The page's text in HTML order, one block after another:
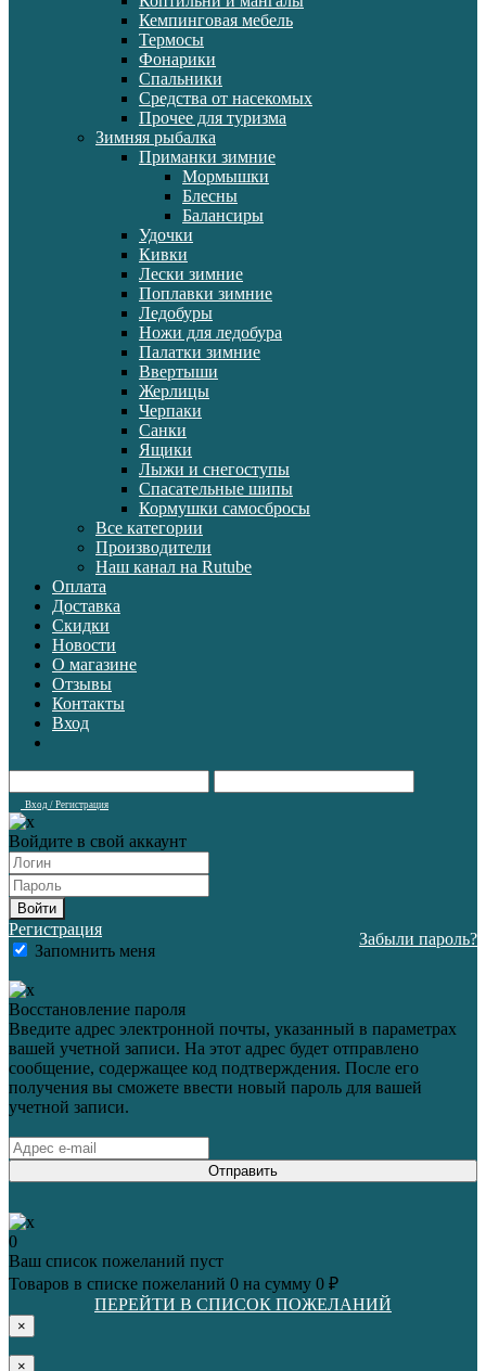
Кемпинговая мебель
Термосы
Фонарики
Спальники
Средства от насекомых
Прочее для туризма
Зимняя рыбалка
Приманки зимние
Мормышки
Блесны
Балансиры
Удочки
Кивки
Лески зимние
Поплавки зимние
Ледобуры
Ножи для ледобура
Палатки зимние
Ввертыши
Жерлицы
Черпаки
Санки
Ящики
Лыжи и снегоступы
Спасательные шипы
Кормушки самосбросы
Все категории
Производители
Наш канал на Rutube
Оплата
Доставка
Скидки
Новости
О магазине
Отзывы
Контакты
Вход
Вход / Регистрация
Войдите в свой аккаунт
Войти
Регистрация
Запомнить меня
Забыли пароль?
Восстановление пароля
Введите адрес электронной почты, указанный в параметрах
вашей учетной записи. На этот адрес будет отправлено
сообщение, содержащее код подтверждения. После его
получения вы сможете ввести новый пароль для вашей
учетной записи.
Отправить
0
Ваш список пожеланий пуст
Товаров в списке пожеланий 0 на сумму 0 ₽
ПЕРЕЙТИ В СПИСОК ПОЖЕЛАНИЙ
×
×